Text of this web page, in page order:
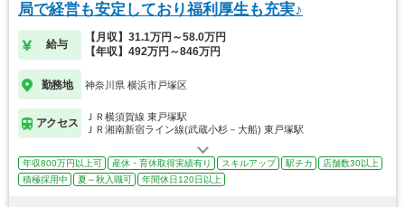
局で経営も安定しており福利厚生も充実♪
給与
【月収】31.1万円～58.0万円
【年収】492万円～846万円
勤務地 神奈川県 横浜市戸塚区
アクセス
ＪＲ横須賀線 東戸塚駅
ＪＲ湘南新宿ライン線(武蔵小杉－大船) 東戸塚駅
年収800万円以上可 産休・育休取得実績有り スキルアップ 駅チカ
店舗数30以上
積極採用中
夏～秋入職可 年間休日120日以上